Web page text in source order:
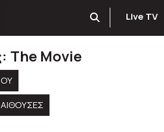
Live TV
The Movie